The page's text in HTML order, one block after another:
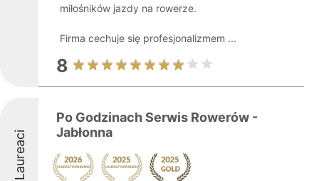
miłośników jazdy na rowerze.
Firma cechuje się profesjonalizmem ...
8
Laureaci
Po Godzinach Serwis Rowerów -
Jabłonna